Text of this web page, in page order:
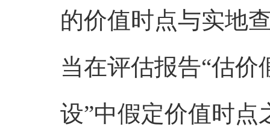
的价值时点与实地
当在评估报告“估价
设”中假定价值时点